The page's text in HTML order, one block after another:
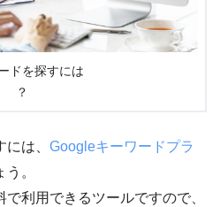
ドを探すには
？
は、 Googleキーワードプラ
。
利用できるツールですので、